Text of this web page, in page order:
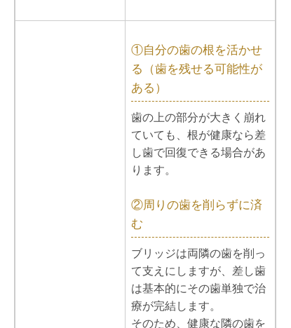
①自分の歯の根を活かせ
る（歯を残せる可能性が
ある）
歯の上の部分が大きく崩れ
ていても、根が健康なら差
し歯で回復できる場合があ
ります。
②周りの歯を削らずに済
む
ブリッジは両隣の歯を削っ
て支えにしますが、差し歯
は基本的にその歯単独で治
療が完結します。
そのため、健康な隣の歯を